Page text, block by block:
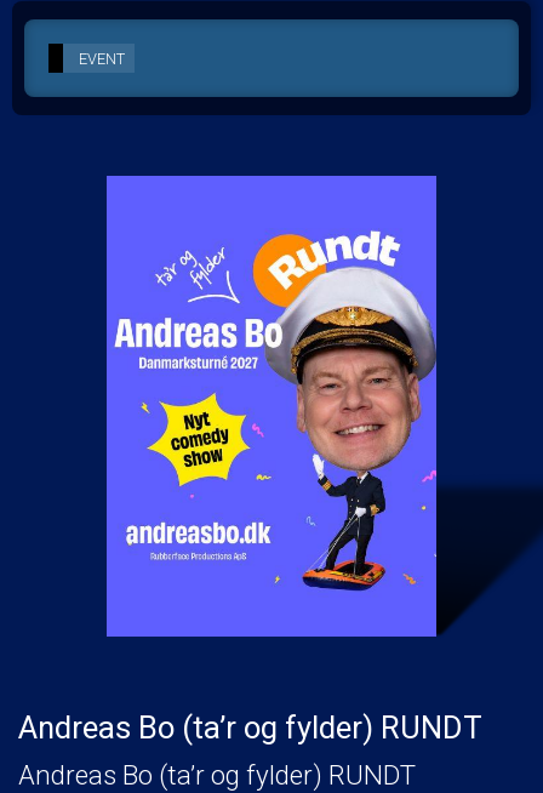
EVENT
Andreas Bo (ta’r og fylder) RUNDT
Andreas Bo (ta’r og fylder) RUNDT